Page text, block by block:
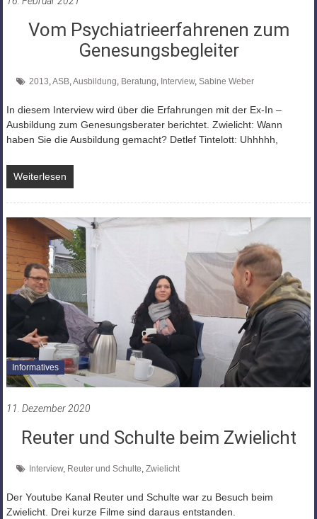
Vom Psychiatrieerfahrenen zum
Genesungsbegleiter
2013 ASB, Ausbildung Beratung Interview, Sabine Weber
In diesem Interview wird über die Erfahrungen mit der Ex-In –
Ausbildung zum Genesungsberater berichtet. Zwielicht: Wann
haben Sie die Ausbildung gemacht? Detlef Tintelott: Uhhhhh,
Weiterlesen
Informatives
11. Dezember 2020
Reuter und Schulte beim Zwielicht
Interview, Reuter und Schulte, Zwielicht
Der Youtube Kanal Reuter und Schulte war zu Besuch beim
Zwielicht. Drei kurze Filme sind daraus entstanden.